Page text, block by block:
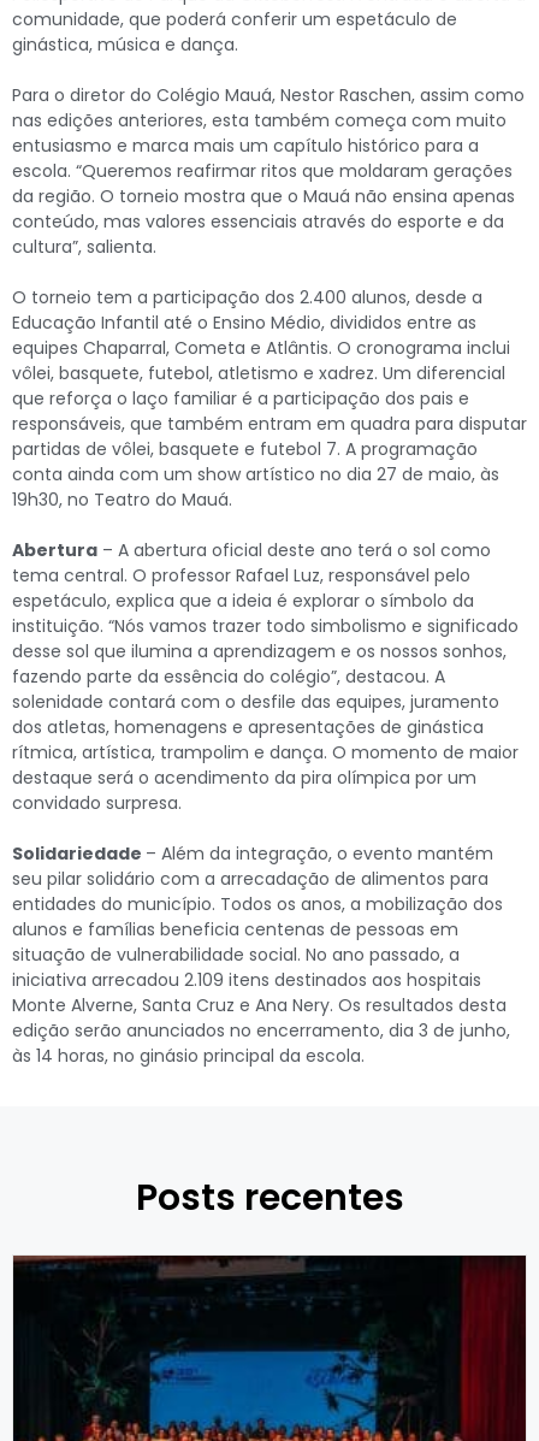
comunidade, que poderá conferir um espetáculo de
ginástica, música e dança.
Para o diretor do Colégio Mauá, Nestor Raschen, assim como
nas edições anteriores, esta também começa com muito
entusiasmo e marca mais um capítulo histórico para a
escola. “Queremos reafirmar ritos que moldaram gerações
da região. O torneio mostra que o Mauá não ensina apenas
conteúdo, mas valores essenciais através do esporte e da
cultura”, salienta.
O torneio tem a participação dos 2.400 alunos, desde a
Educação Infantil até o Ensino Médio, divididos entre as
equipes Chaparral, Cometa e Atlântis. O cronograma inclui
vôlei, basquete, futebol, atletismo e xadrez. Um diferencial
que reforça o laço familiar é a participação dos pais e
responsáveis, que também entram em quadra para disputar
partidas de vôlei, basquete e futebol 7. A programação
conta ainda com um show artístico no dia 27 de maio, às
19h30, no Teatro do Mauá.
Abertura – A abertura oficial deste ano terá o sol como
tema central. O professor Rafael Luz, responsável pelo
espetáculo, explica que a ideia é explorar o símbolo da
instituição. “Nós vamos trazer todo simbolismo e significado
desse sol que ilumina a aprendizagem e os nossos sonhos,
fazendo parte da essência do colégio”, destacou. A
solenidade contará com o desfile das equipes, juramento
dos atletas, homenagens e apresentações de ginástica
rítmica, artística, trampolim e dança. O momento de maior
destaque será o acendimento da pira olímpica por um
convidado surpresa.
Solidariedade – Além da integração, o evento mantém
seu pilar solidário com a arrecadação de alimentos para
entidades do município. Todos os anos, a mobilização dos
alunos e famílias beneficia centenas de pessoas em
situação de vulnerabilidade social. No ano passado, a
iniciativa arrecadou 2.109 itens destinados aos hospitais
Monte Alverne, Santa Cruz e Ana Nery. Os resultados desta
edição serão anunciados no encerramento, dia 3 de junho,
às 14 horas, no ginásio principal da escola.
Posts recentes